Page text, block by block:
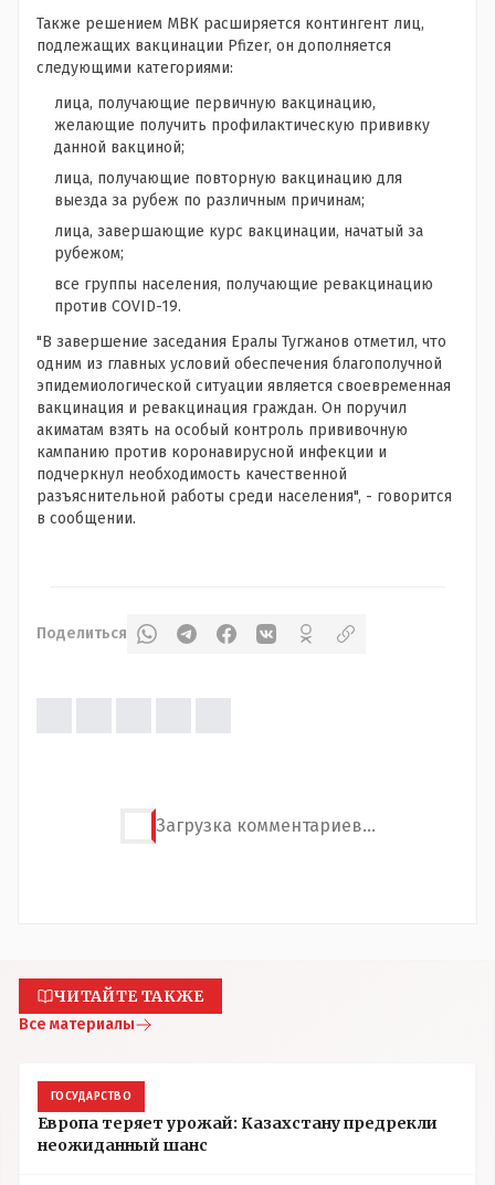
Также решением МВК расширяется контингент лиц,
подлежащих вакцинации Pfizer, он дополняется
следующими категориями:
лица, получающие первичную вакцинацию,
желающие получить профилактическую прививку
данной вакциной;
лица, получающие повторную вакцинацию для
выезда за рубеж по различным причинам;
лица, завершающие курс вакцинации, начатый за
рубежом;
все группы населения, получающие ревакцинацию
против COVID-19.
"В завершение заседания Ералы Тугжанов отметил, что
одним из главных условий обеспечения благополучной
эпидемиологической ситуации является своевременная
вакцинация и ревакцинация граждан. Он поручил
акиматам взять на особый контроль прививочную
кампанию против коронавирусной инфекции и
подчеркнул необходимость качественной
разъяснительной работы среди населения", - говорится
в сообщении.
Поделиться
Загрузка комментариев...
ЧИТАЙТЕ ТАКЖЕ
Все материалы
ГОСУДАРСТВО
Европа теряет урожай: Казахстану предрекли
неожиданный шанс